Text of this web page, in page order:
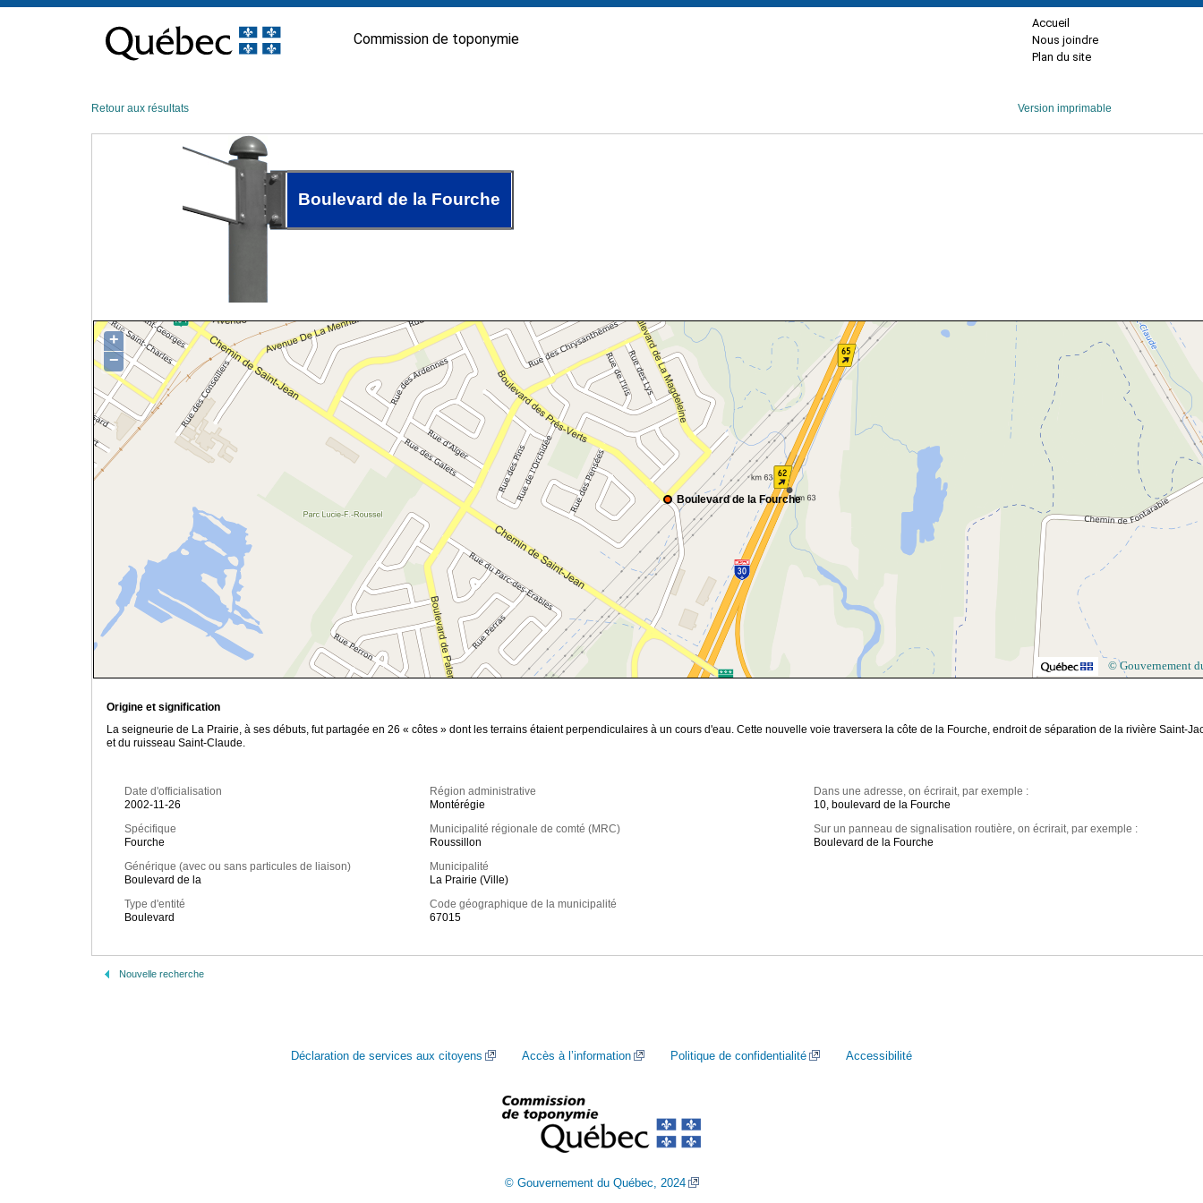
contenu
Commission de toponymie
Accueil
Nous joindre
Plan du site
Retour aux résultats Version imprimable
Boulevard de la Fourche
Boulevard de la Fourche
+
−
© Gouvernement
Origine et signification
La seigneurie de La Prairie, à ses débuts, fut partagée en 26 « côtes » dont les terrains étaient perpendiculaires à un cours d'eau. Cette nouvelle voie traversera la côte de la Fourche, endroit de séparation de la rivière Saint-
et du ruisseau Saint-Claude.
Date d'officialisation
2002-11-26
Spécifique
Fourche
Générique (avec ou sans particules de liaison)
Boulevard de la
Type d'entité
Boulevard
Région administrative
Montérégie
Municipalité régionale de comté (MRC)
Roussillon
Municipalité
La Prairie (Ville)
Code géographique de la municipalité
67015
Dans une adresse, on écrirait, par exemple :
10, boulevard de la Fourche
Sur un panneau de signalisation routière, on écrirait, par exemple :
Boulevard de la Fourche
Nouvelle recherche
Déclaration de services aux citoyens Accès à l’information Politique de confidentialité Accessibilité
© Gouvernement du Québec, 2024